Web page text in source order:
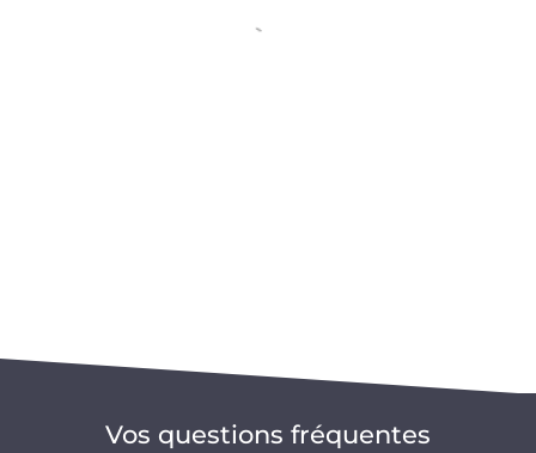
Vos questions fréquentes